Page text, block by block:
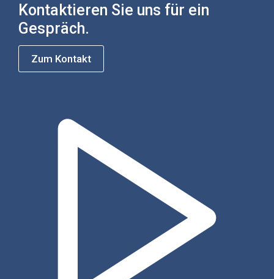
Kontaktieren Sie uns für ein
Gespräch.
Zum Kontakt